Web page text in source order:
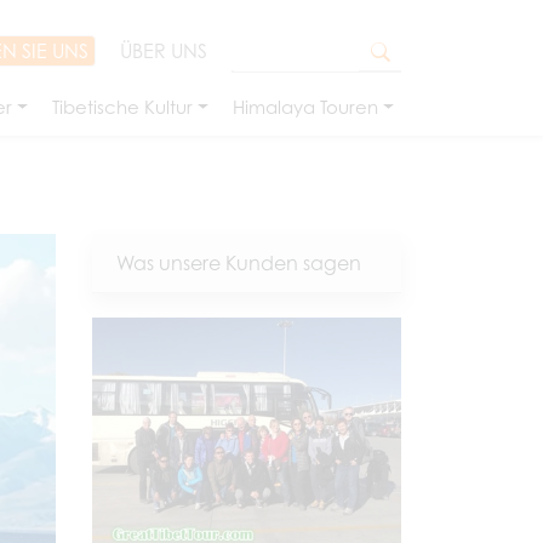
SIE UNS ÜBER UNS
Tibetische Kultur Himalaya Touren
Was unsere Kunden sagen